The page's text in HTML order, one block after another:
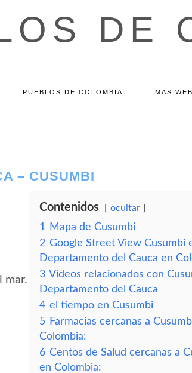
DE
PUEBLOS DE COLOMBIA MAS
– CUSUMBI
mar.
Contenidos ocultar
1
Mapa de Cusumbi
2 Google Street View Cusumbi
Departamento del Cauca en
3 Vídeos relacionados con
Departamento del Cauca
4 el tiempo en Cusumbi
5 Farmacias cercanas a
Colombia:
6 Centos de Salud cercanas a
en Colombia: